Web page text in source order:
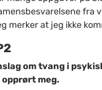
fra
merker at jeg ikke
om tvang i
meg.